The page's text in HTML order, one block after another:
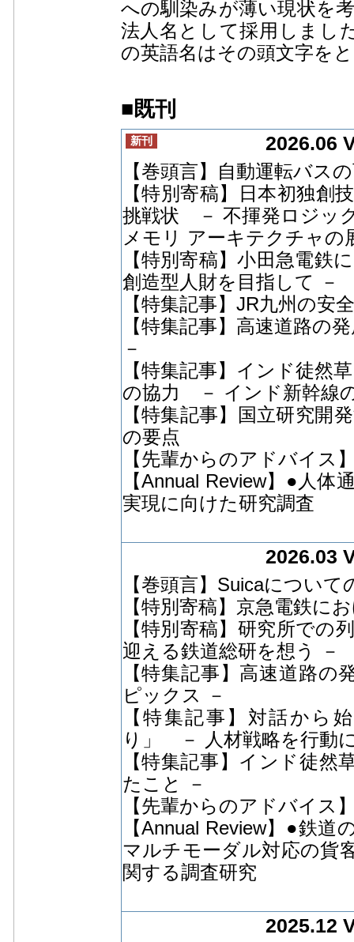
への馴染みが薄い現状を
法人名として採用しまし
の英語名はその頭文字を
■既刊
2026.06
【巻頭言】自動運転バス
【特別寄稿】日本初独創
挑戦状 － 不揮発ロジッ
メモリ アーキテクチャの
【特別寄稿】小田急電
創造型人財を目指して －
【特集記事】JR九州の安
【特集記事】高速道路の
－
【特集記事】インド徒
の協力 － インド新幹線
【特集記事】国立研究
の要点
【先輩からのアドバイス
【Annual Review】●人
実現に向けた研究調査
2026.03
【巻頭言】Suicaについて
【特別寄稿】京急電鉄に
【特別寄稿】研究所で
迎える鉄道総研を想う －
【特集記事】高速道路
ピックス －
【特集記事】対話から
り」 － 人材戦略を行動
【特集記事】インド徒
たこと －
【先輩からのアドバイス
【Annual Review】●鉄
マルチモーダル対応の貨
関する調査研究
2025.12